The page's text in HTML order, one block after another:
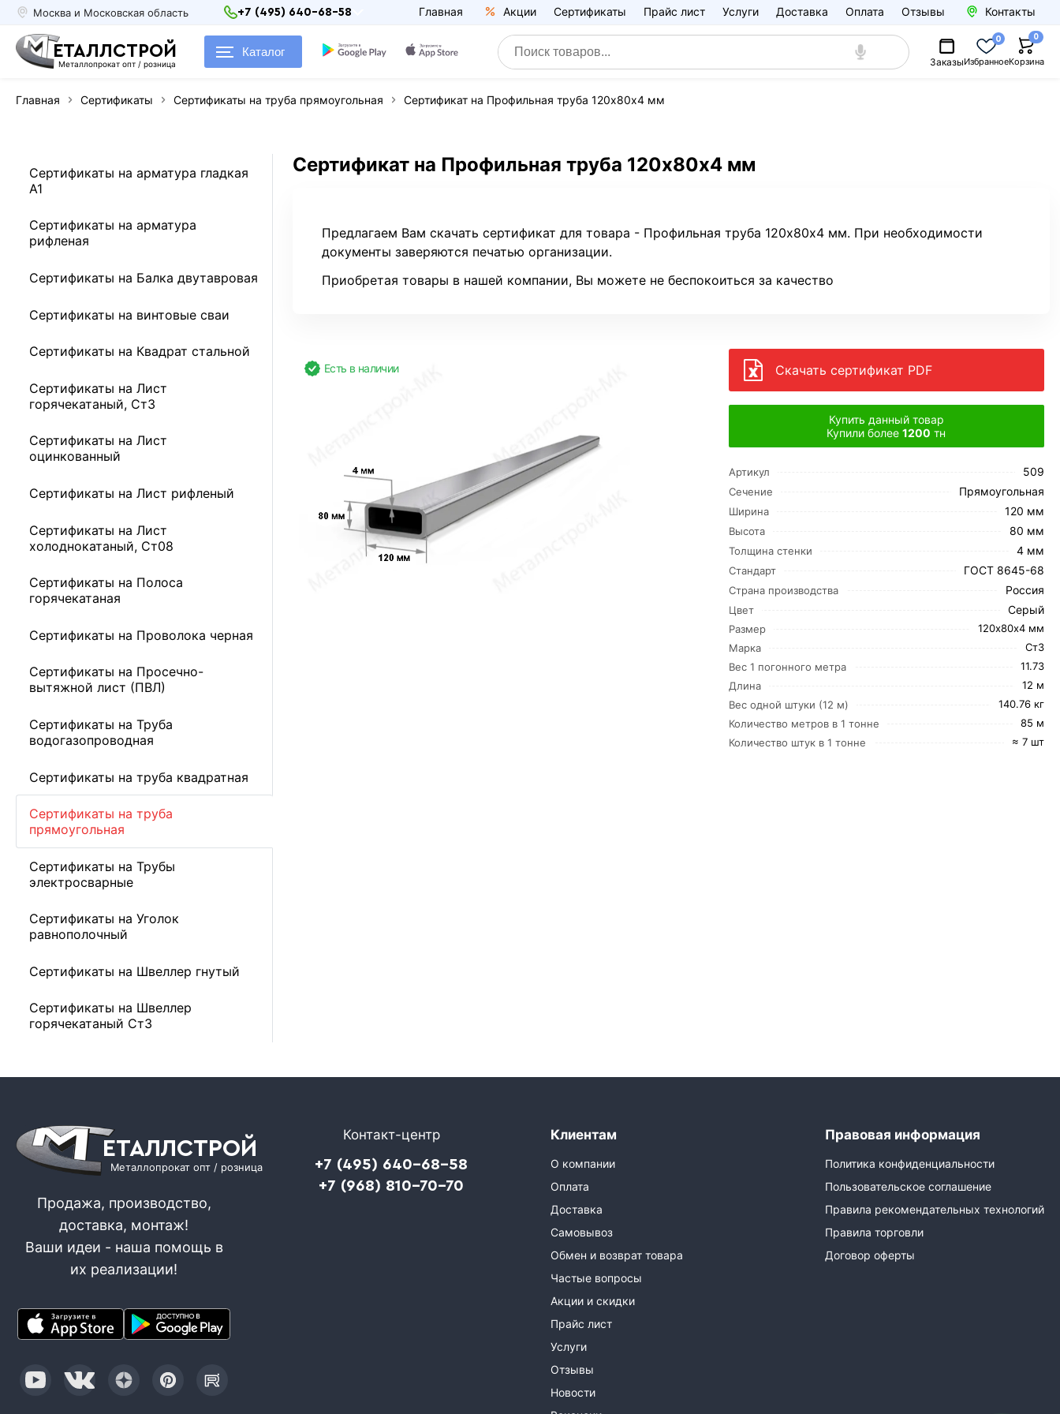
Москва и Московская область +7 (495) 640-68-58 Главная Акции Сертификаты Прайс лист Услуги Доставка Оплата Отзывы Контакты
ЕТАЛЛСТРОЙ
Металлопрокат опт / розница
Каталог
ЗаказыИзбранное
0
Корзина
0
Главная Сертификаты Сертификаты на труба прямоугольная Сертификат на Профильная труба 120х80х4 мм
Сертификаты на арматура гладкая
А1
Сертификаты на арматура
рифленая
Сертификаты на Балка двутавровая
Сертификаты на винтовые сваи
Сертификаты на Квадрат стальной
Сертификаты на Лист
горячекатаный, Ст3
Сертификаты на Лист
оцинкованный
Сертификаты на Лист рифленый
Сертификаты на Лист
холоднокатаный, Ст08
Сертификаты на Полоса
горячекатаная
Сертификаты на Проволока черная
Сертификаты на Просечно-
вытяжной лист (ПВЛ)
Сертификаты на Труба
водогазопроводная
Сертификаты на труба квадратная
Сертификаты на труба
прямоугольная
Сертификаты на Трубы
электросварные
Сертификаты на Уголок
равнополочный
Сертификаты на Швеллер гнутый
Сертификаты на Швеллер
горячекатаный Ст3
Сертификат на Профильная труба 120х80х4 мм
Предлагаем Вам скачать сертификат для товара - Профильная труба 120х80х4 мм. При необходимости
документы заверяются печатью организации.
Приобретая товары в нашей компании, Вы можете не беспокоиться за качество
Есть в наличии Скачать сертификат PDF
Купить данный товар
Купили более1200 тн
Артикул 509
Сечение Прямоугольная
Ширина 120 мм
Высота 80 мм
Толщина стенки 4 мм
Стандарт ГОСТ 8645-68
Страна производства Россия
Цвет Серый
Размер
120х80х4 мм
Марка
Ст3
Вес 1 погонного метра
11.73
Длина
12 м
Вес одной штуки (12 м)
140.76 кг
Количество метров в 1 тонне
85 м
Количество штук в 1 тонне
≈ 7 шт
ЕТАЛЛСТРОЙ
Металлопрокат опт / розница
Продажа, производство,
доставка, монтаж!
Ваши идеи - наша помощь в
их реализации!
Контакт-центр
+7 (495) 640-68-58
+7 (968) 810-70-70
Клиентам
О компании
Оплата
Доставка
Самовывоз
Обмен и возврат товара
Частые вопросы
Акции и скидки
Прайс лист
Услуги
Отзывы
Новости
Правовая информация
Политика конфиденциальности
Пользовательское соглашение
Правила рекомендательных технологий
Правила торговли
Договор оферты